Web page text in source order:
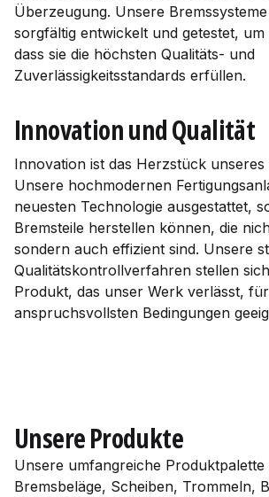
Überzeugung. Unsere
sorgfältig entwickelt und getestet,
dass sie die höchsten Qualitäts- und
Zuverlässigkeitsstandards erfüllen.
Innovation und Qualität
Innovation ist das Herzstück unseres
Unsere hochmodernen
neuesten Technologie ausgestattet,
Bremsteile herstellen können, die
sondern auch effizient sind. Unsere
Qualitätskontrollverfahren stellen
Produkt, das unser Werk verlässt,
anspruchsvollsten Bedingungen
Unsere Produkte
Unsere umfangreiche Produktpalette
Bremsbeläge, Scheiben, Trommeln,